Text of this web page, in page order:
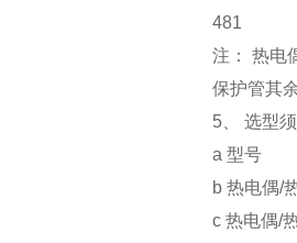
481
注： 热电
保护管其
5、 选型
a 型号
b 热电偶/
c 热电偶/